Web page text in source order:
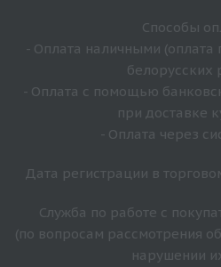
Способы
- Оплата наличными (оплата
белорусских
- Оплата с помощью
при доставке
- Оплата через
Дата регистрации в
Служба по работе с
(по вопросам рассмотрения
нарушении